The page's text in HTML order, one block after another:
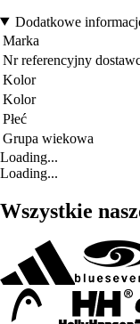
Dodatkowe
Marka
Nr referencyjny
Kolor
Kolor
Płeć
Grupa wiekowa
Loading...
Loading...
Wszystkie